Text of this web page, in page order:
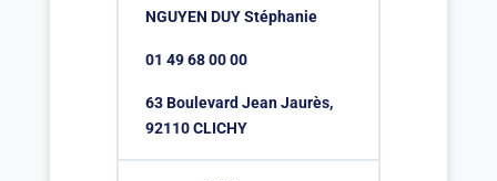
NGUYEN DUY Stéphanie
01 49 68 00 00
63 Boulevard Jean Jaurès,
92110 CLICHY